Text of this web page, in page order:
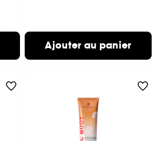
Ajouter au panier